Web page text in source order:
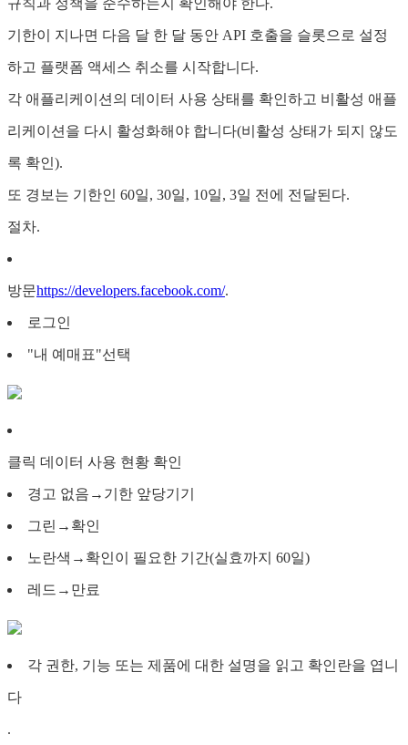
규칙과 정책을 준수하는지 확인해야 한다.
기한이 지나면 다음 달 한 달 동안 API 호출을 슬롯으로 설정
하고 플랫폼 액세스 취소를 시작합니다.
각 애플리케이션의 데이터 사용 상태를 확인하고 비활성 애플
리케이션을 다시 활성화해야 합니다(비활성 상태가 되지 않도
록 확인).
또 경보는 기한인 60일, 30일, 10일, 3일 전에 전달된다.
절차.
방문https://developers.facebook.com/.
로그인
"내 예매표"선택
클릭 데이터 사용 현황 확인
경고 없음→기한 앞당기기
그린→확인
노란색→확인이 필요한 기간(실효까지 60일)
레드→만료
각 권한, 기능 또는 제품에 대한 설명을 읽고 확인란을 엽니
다
.